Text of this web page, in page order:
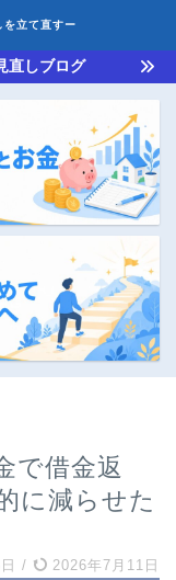
立て直すー
直しブログ
で借金返
に減らせた
/ 2026年7月11日